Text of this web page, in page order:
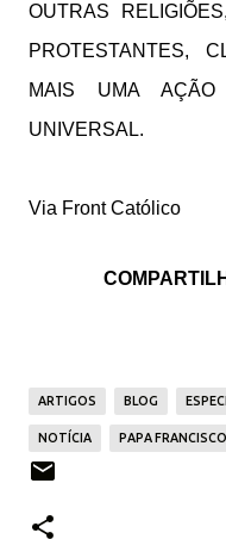
OUTRAS
PROTESTANTES,
MAIS UMA AÇÃO
UNIVERSAL.
Via Front Católico
ARTIGOS BLOG
NOTÍCIA PAPA FRANCISCO